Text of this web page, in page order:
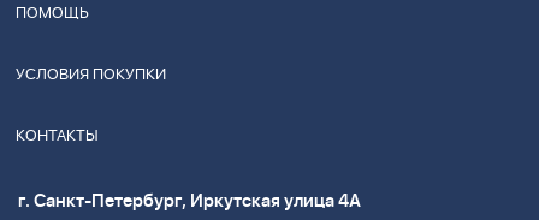
ПОМОЩЬ
УСЛОВИЯ ПОКУПКИ
КОНТАКТЫ
г. Санкт-Петербург, Иркутская улица 4А